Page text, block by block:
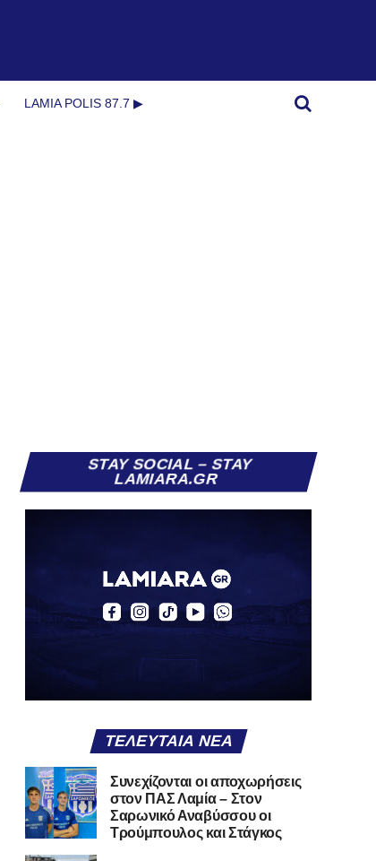
LAMIA POLIS 87.7 ▶︎
STAY SOCIAL – STAY
LAMIARA.GR
ΤΕΛΕΥΤΑΊΑ ΝΈΑ
Συνεχίζονται οι αποχωρήσεις
στον ΠΑΣ Λαμία – Στον
Σαρωνικό Αναβύσσου οι
Τρούμπουλος και Στάγκος